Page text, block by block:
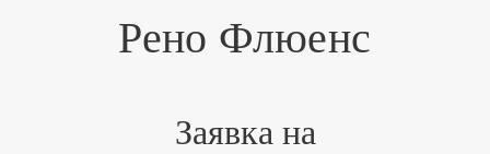
Рено Флюенс
Заявка на